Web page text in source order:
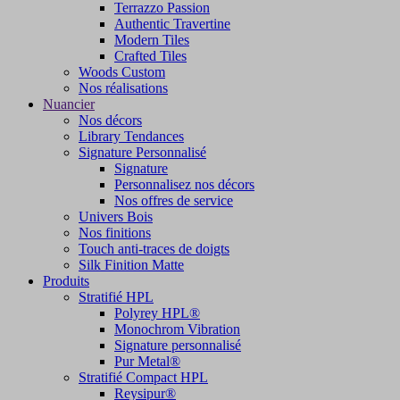
Terrazzo Passion
Authentic Travertine
Modern Tiles
Crafted Tiles
Woods Custom
Nos réalisations
Nuancier
Nos décors
Library Tendances
Signature Personnalisé
Signature
Personnalisez nos décors
Nos offres de service
Univers Bois
Nos finitions
Touch anti-traces de doigts
Silk Finition Matte
Produits
Stratifié HPL
Polyrey HPL®
Monochrom Vibration
Signature personnalisé
Pur Metal®
Stratifié Compact HPL
Reysipur®